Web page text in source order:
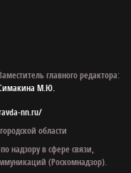
главного редактора:
М.Ю.
nn.ru/
области
надзору в сфере связи,
(Роскомнадзор).